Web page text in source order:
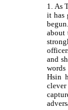
1. As
it has
about
and
Hsin